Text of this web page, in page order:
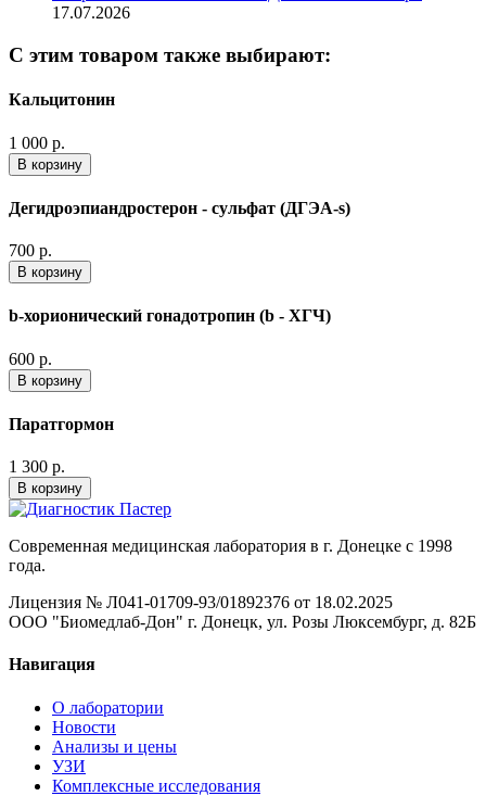
17.07.2026
С этим товаром также выбирают:
Кальцитонин
1 000 р.
В корзину
Дегидроэпиандростерон - сульфат (ДГЭА-s)
700 р.
В корзину
b-хорионический гонадотропин (b - ХГЧ)
600 р.
В корзину
Паратгормон
1 300 р.
В корзину
Современная медицинская лаборатория в г. Донецке с 1998
года.
Лицензия № Л041-01709-93/01892376 от 18.02.2025
ООО "Биомедлаб-Дон" г. Донецк, ул. Розы Люксембург, д. 82Б
Навигация
О лаборатории
Новости
Анализы и цены
УЗИ
Комплексные исследования